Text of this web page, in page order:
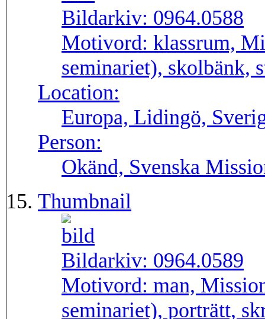
Bildarkiv: 0964.0588
Motivord: klassrum,
seminariet), skolbänk,
Location:
Europa, Lidingö,
Person:
Okänd, Svenska
Thumbnail
Bildarkiv: 0964.0589
Motivord: man,
seminariet), porträtt,